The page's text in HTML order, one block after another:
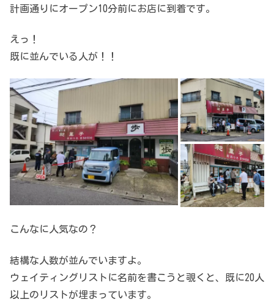
計画通りにオープン10分前にお店に到着です。
えっ！
既に並んでいる人が！！
こんなに人気なの？
結構な人数が並んでいますよ。
ウェイティングリストに名前を書こうと覗くと、既に20人
以上のリストが埋まっています。